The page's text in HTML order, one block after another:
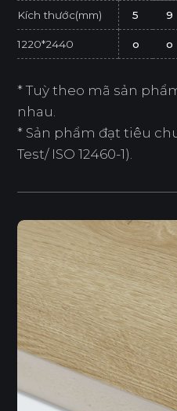
Kích thước(mm) 5 9
1220*2440 o o
* Tuỳ theo mã sản
nhau.
* Sản phẩm đạt tiêu
Test/ ISO 12460-1).